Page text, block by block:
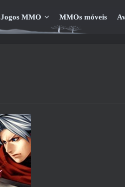
Jogos MMO MMOs móveis